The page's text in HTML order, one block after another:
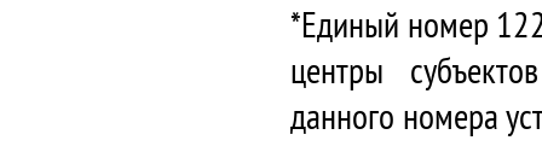
*Единый номер
центры
данного номера